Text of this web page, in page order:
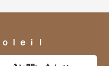
ｌｅｉｌ